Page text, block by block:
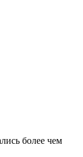
более чем